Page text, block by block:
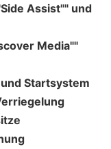
Assist"" und
Media""
Startsystem